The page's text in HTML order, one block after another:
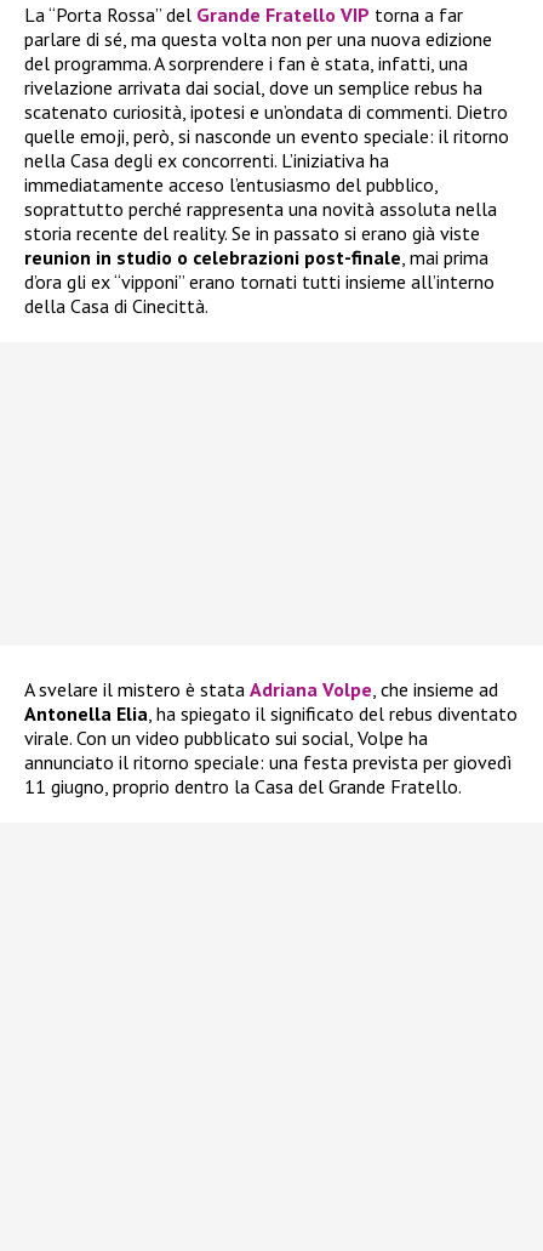
La “Porta Rossa” del Grande Fratello VIP torna a far
parlare di sé, ma questa volta non per una nuova edizione
del programma. A sorprendere i fan è stata, infatti, una
rivelazione arrivata dai social, dove un semplice rebus ha
scatenato curiosità, ipotesi e un’ondata di commenti. Dietro
quelle emoji, però, si nasconde un evento speciale: il ritorno
nella Casa degli ex concorrenti. L’iniziativa ha
immediatamente acceso l’entusiasmo del pubblico,
soprattutto perché rappresenta una novità assoluta nella
storia recente del reality. Se in passato si erano già viste
reunion in studio o celebrazioni post-finale , mai prima
d’ora gli ex “vipponi” erano tornati tutti insieme all’interno
della Casa di Cinecittà.
A svelare il mistero è stata Adriana Volpe, che insieme ad
Antonella Elia, ha spiegato il significato del rebus diventato
virale. Con un video pubblicato sui social, Volpe ha
annunciato il ritorno speciale: una festa prevista per giovedì
11 giugno, proprio dentro la Casa del Grande Fratello.